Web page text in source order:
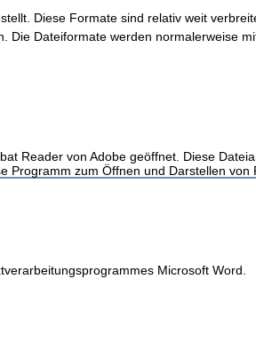
Diese Formate sind relativ weit
Dateiformate werden normalerweise
Reader von Adobe geöffnet. Diese
Programm zum Öffnen und Darstellen von
Microsoft Word.